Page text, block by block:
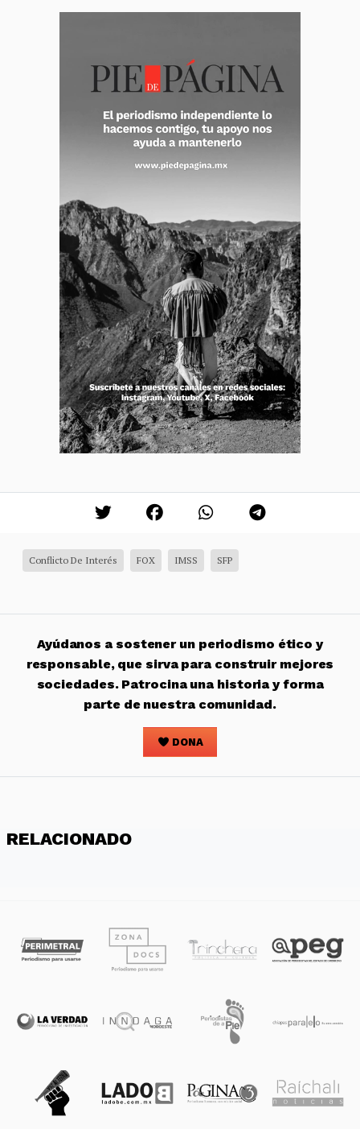
Conflicto De Interés FOX IMSS SFP
Ayúdanos a sostener un periodismo ético y
responsable, que sirva para construir mejores
sociedades. Patrocina una historia y forma
parte de nuestra comunidad.
DONA
RELACIONADO